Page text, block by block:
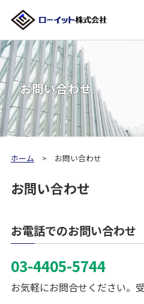
お問い合わせ
ホーム お問い合わせ
お問い合わせ
お電話でのお問い合わせ
03-4405-5744
お気軽にお問合せください。